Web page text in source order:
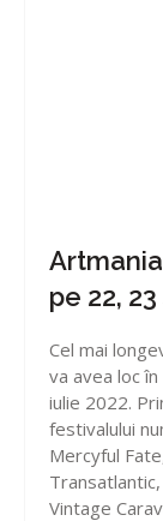
pe 22,
Cel mai
va avea loc
iulie 2022.
festivalului
Mercyful
Vintage